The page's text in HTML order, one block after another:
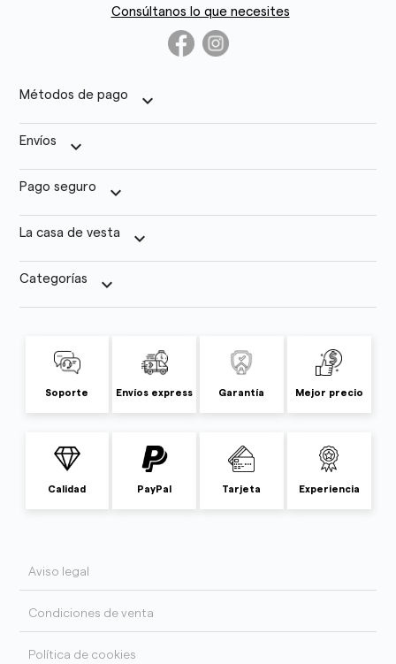
Consúltanos lo que necesites
Métodos de pago keyboard_arrow_down
Envíos keyboard_arrow_down
Pago seguro keyboard_arrow_down
La casa de vesta keyboard_arrow_down
Categorías keyboard_arrow_down
Soporte Envíos express Garantía Mejor precio
Calidad PayPal Tarjeta Experiencia
Aviso legal
Condiciones de venta
Política de cookies